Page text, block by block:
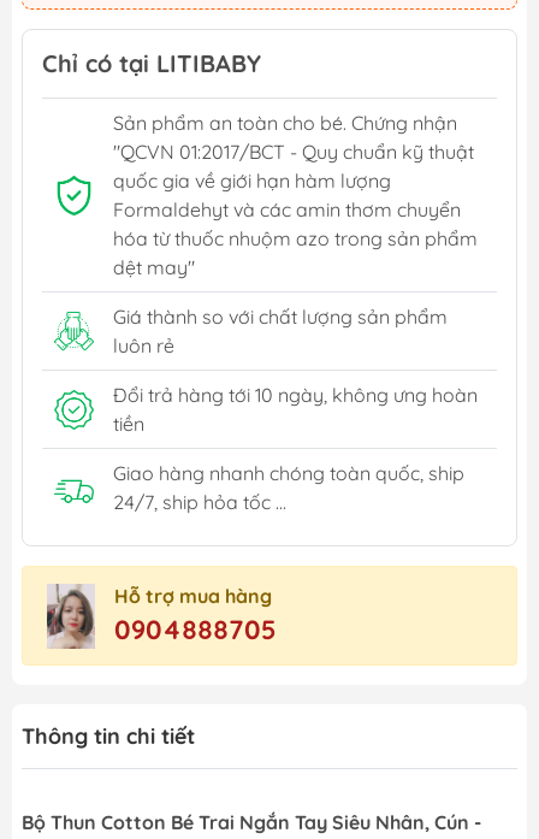
Chỉ có tại LITIBABY
Sản phẩm an toàn cho bé. Chứng nhận
"QCVN 01:2017/BCT - Quy chuẩn kỹ thuật
quốc gia về giới hạn hàm lượng
Formaldehyt và các amin thơm chuyển
hóa từ thuốc nhuộm azo trong sản phẩm
dệt may"
Giá thành so với chất lượng sản phẩm
luôn rẻ
Đổi trả hàng tới 10 ngày, không ưng hoàn
tiền
Giao hàng nhanh chóng toàn quốc, ship
24/7, ship hỏa tốc ...
Hỗ trợ mua hàng
0904888705
Thông tin chi tiết
Bộ Thun Cotton Bé Trai Ngắn Tay Siêu Nhân, Cún -